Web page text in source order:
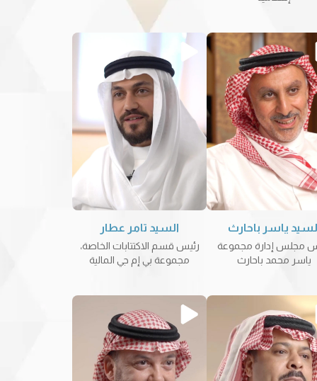
السيد تامر عطار
رئيس قسم الاكتتابات الخاصة،
مجموعة بي إم جي المالية
ياسر باحارث
مجلس إدارة مجموعة
ياسر محمد باحارث